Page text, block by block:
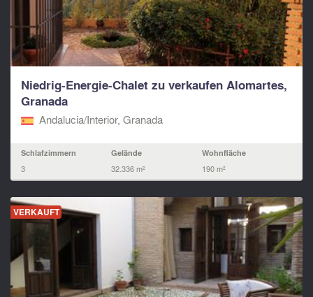
Niedrig-Energie-Chalet zu verkaufen Alomartes,
Granada
Andalucia/Interior, Granada
Schlafzimmern
3
Gelände
32.336 m²
Wohnfläche
190 m²
VERKAUFT